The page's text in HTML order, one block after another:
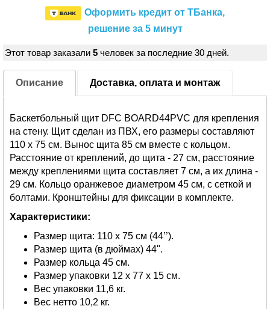
Оформить кредит от ТБанка,
решение за 5 минут
Этот товар заказали 5 человек за последние 30 дней.
Описание Доставка, оплата и монтаж
Баскетбольный щит DFC BOARD44PVC для крепления
на стену. Щит сделан из ПВХ, его размеры составляют
110 x 75 см. Вынос щита 85 см вместе с кольцом.
Расстояние от креплений, до щита - 27 см, расстояние
между креплениями щита составляет 7 см, а их длина -
29 см. Кольцо оранжевое диаметром 45 см, с сеткой и
болтами. Кронштейны для фиксации в комплекте.
Характеристики:
Размер щита: 110 х 75 см (44’’).
Размер щита (в дюймах) 44".
Размер кольца 45 см.
Размер упаковки 12 х 77 х 15 см.
Вес упаковки 11,6 кг.
Вес нетто 10,2 кг.